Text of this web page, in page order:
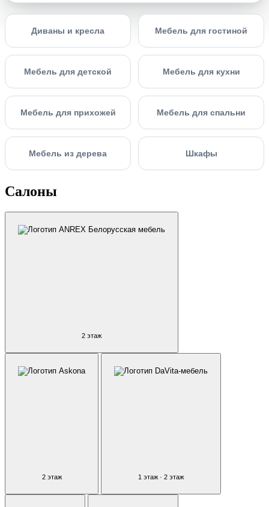
Диваны и кресла Мебель для гостиной
Мебель для детской Мебель для кухни
Мебель для прихожей Мебель для спальни
Мебель из дерева Шкафы
Салоны
2 этаж
2 этаж 1 этаж · 2 этаж